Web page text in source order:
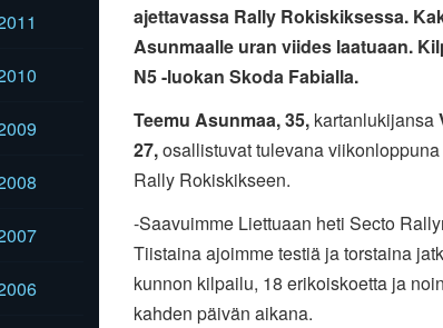
ajettavassa Rally Rokiskiksessa.
Asunmaalle uran viides laatuaan.
N5 -luokan Skoda Fabialla.
Teemu Asunmaa, 35,kartanlukijansa
27,osallistuvat tulevana
Rally Rokiskikseen.
-Saavuimme Liettuaan heti Secto
Tiistaina ajoimme testiä ja torstaina
kunnon kilpailu, 18 erikoiskoetta ja
kahden päivän aikana.